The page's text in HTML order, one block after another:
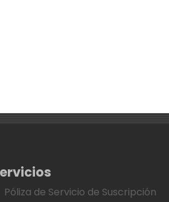
Póliza de Servicio de Suscripción